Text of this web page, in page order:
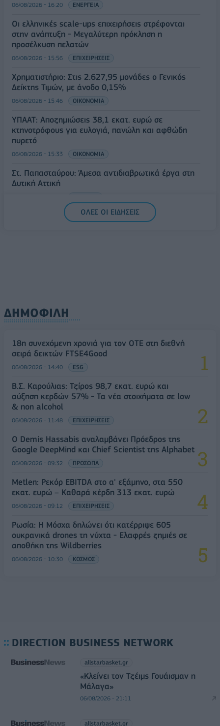
06/08/2026 - 16:20 ΕΝΕΡΓΕΙΑ
Οι ελληνικές scale-ups επιχειρήσεις στρέφονται
στην ανάπτυξη - Μεγαλύτερη πρόκληση η
προσέλκυση πελατών
06/08/2026 - 15:56 ΕΠΙΧΕΙΡΗΣΕΙΣ
Χρηματιστήριο: Στις 2.627,95 μονάδες ο Γενικός
Δείκτης Τιμών, με άνοδο 0,15%
06/08/2026 - 15:46 ΟΙΚΟΝΟΜΙΑ
ΥΠΑΑΤ: Αποζημιώσεις 38,1 εκατ. ευρώ σε
κτηνοτρόφους για ευλογιά, πανώλη και αφθώδη
πυρετό
06/08/2026 - 15:33 ΟΙΚΟΝΟΜΙΑ
Στ. Παπασταύρου: Άμεσα αντιδιαβρωτικά έργα στη
Δυτική Αττική
ΟΛΕΣ ΟΙ ΕΙΔΗΣΕΙΣ
ΔΗΜΟΦΙΛΗ
18η συνεχόμενη χρονιά για τον ΟΤΕ στη διεθνή
σειρά δεικτών FTSE4Good
06/08/2026 - 14:40 ESG
Β.Σ. Καρούλιας: Τζίρος 98,7 εκατ. ευρώ και
αύξηση κερδών 57% - Τα νέα στοιχήματα σε low
& non alcohol
06/08/2026 - 11:48 ΕΠΙΧΕΙΡΗΣΕΙΣ
Ο Demis Hassabis αναλαμβάνει Πρόεδρος της
Google DeepMind και Chief Scientist της Alphabet
06/08/2026 - 09:32 ΠΡΟΣΩΠΑ
Metlen: Ρεκόρ EBITDA στο α' εξάμηνο, στα 550
εκατ. ευρώ – Καθαρά κέρδη 313 εκατ. ευρώ
06/08/2026 - 09:12 ΕΠΙΧΕΙΡΗΣΕΙΣ
Ρωσία: Η Μόσχα δηλώνει ότι κατέρριψε 605
ουκρανικά drones τη νύχτα - Ελαφρές ζημιές σε
αποθήκη της Wildberries
06/08/2026 - 10:30 ΚΟΣΜΟΣ
DIRECTION BUSINESS NETWORK
allstarbasket.gr
«Κλείνει τον Τζέιμς Γουάισμαν η
Μάλαγα»
06/08/2026 - 21:11
allstarbasket.gr